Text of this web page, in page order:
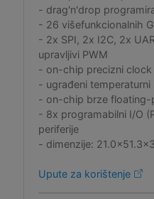
- drag'n'drop
- 26 višefunkcionalnih
- 2x SPI, 2x I2C, 2x
upravljivi PWM
- on-chip precizni clock
- ugrađeni temperaturni
- on-chip brze floating-
- 8x programabilni I/O
periferije
- dimenzije:
Upute za korištenje